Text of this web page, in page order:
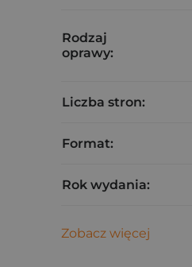
Rodzaj
oprawy:
Liczba stron:
Format:
Rok wydania:
Zobacz więcej